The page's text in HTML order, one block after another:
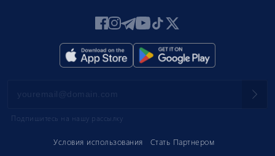
Условия использования
Стать Партнером
Подпишитесь на нашу рассылку